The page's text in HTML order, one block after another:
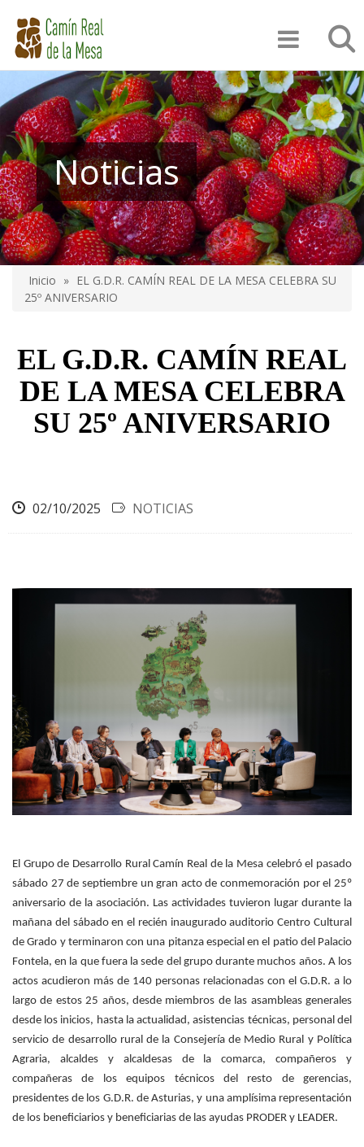
contenido
principal
Noticias
Sobrescribir
de
ayuda
a
la
Inicio
EL G.D.R. CAMÍN REAL DE LA MESA CELEBRA SU
25º ANIVERSARIO
EL G.D.R. CAMÍN REAL
DE LA MESA CELEBRA
SU 25º ANIVERSARIO
02/10/2025 NOTICIAS
El Grupo de Desarrollo Rural Camín Real de la Mesa celebró el pasado
sábado 27 de septiembre un gran acto de conmemoración por el 25º
aniversario de la asociación. Las actividades tuvieron lugar durante la
mañana del sábado en el recién inaugurado auditorio Centro Cultural
de Grado y terminaron con una pitanza especial en el patio del Palacio
Fontela, en la que fuera la sede del grupo durante muchos años. A los
actos acudieron más de 140 personas relacionadas con el G.D.R. a lo
largo de estos 25 años, desde miembros de las asambleas generales
desde los inicios, hasta la actualidad, asistencias técnicas, personal del
servicio de desarrollo rural de la Consejería de Medio Rural y Política
Agraria, alcaldes y alcaldesas de la comarca, compañeros y
compañeras de los equipos técnicos del resto de gerencias,
presidentes de los G.D.R. de Asturias, y una amplísima representación
de los beneficiarios y beneficiarias de las ayudas PRODER y LEADER.